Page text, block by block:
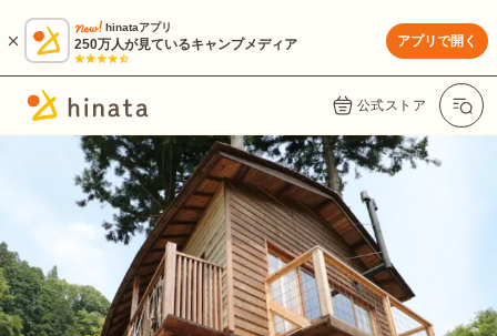
hinataアプリ
250万人が見ているキャンプメディア アプリで開く
公式ストア